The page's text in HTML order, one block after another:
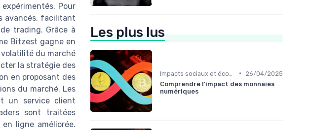
Pour
avancés, facilitant
trading. Grâce à
Bitzest gagne en
du marché
la stratégie des
en proposant des
du marché. Les
un service client
sont traitées
ligne améliorée.
Les plus lus
•
26/04/2025
Comprendre l'impact des monnaies
numériques